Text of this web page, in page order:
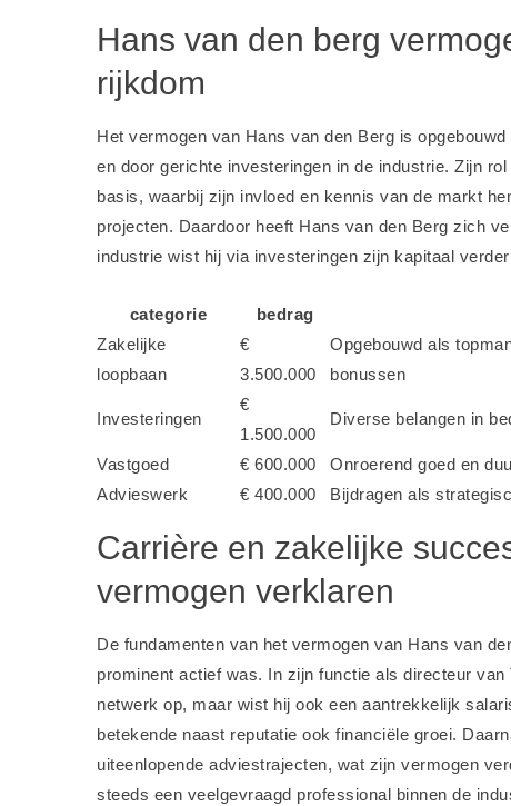
Hans van den berg
rijkdom
Het vermogen van Hans van den Berg is
en door gerichte investeringen in de industrie. Zijn
basis, waarbij zijn invloed en kennis van de markt
projecten. Daardoor heeft Hans van den Berg zich
industrie wist hij via investeringen zijn kapitaal
categorie bedrag
Zakelijke
loopbaan
€
3.500.000
Opgebouwd als
bonussen
Investeringen
€
1.500.000
Diverse belangen in
Vastgoed € 600.000
Onroerend goed en
Advieswerk
€ 400.000 Bijdragen als
Carrière en zakelijke
vermogen verklaren
De fundamenten van het vermogen van Hans van
prominent actief was. In zijn functie als directeur
netwerk op, maar wist hij ook een aantrekkelijk
betekende naast reputatie ook financiële groei.
uiteenlopende adviestrajecten, wat zijn vermogen
steeds een veelgevraagd professional binnen de